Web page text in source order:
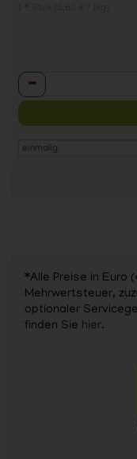
Anzahl
*Alle Preise in Euro
Mehrwertsteuer,
optionaler
finden Sie hier.